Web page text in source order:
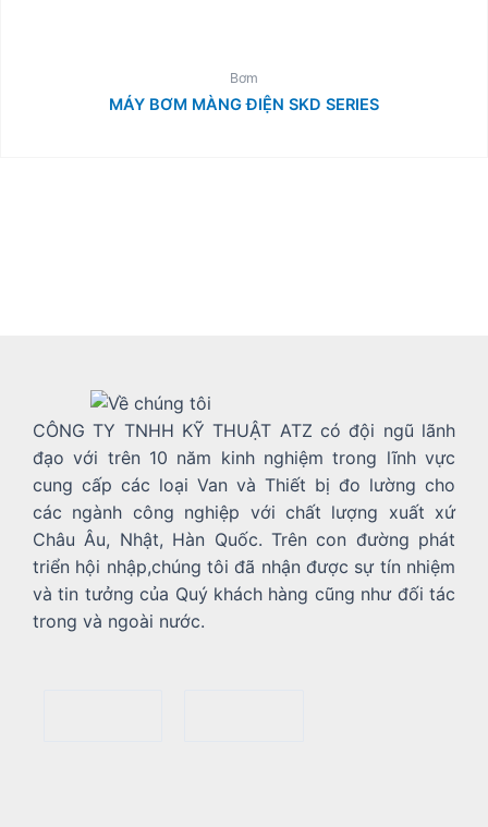
Bơm
MÁY BƠM MÀNG ĐIỆN SKD SERIES
CÔNG TY TNHH KỸ THUẬT ATZ có đội ngũ lãnh
đạo với trên 10 năm kinh nghiệm trong lĩnh vực
cung cấp các loại Van và Thiết bị đo lường cho
các ngành công nghiệp với chất lượng xuất xứ
Châu Âu, Nhật, Hàn Quốc. Trên con đường phát
triển hội nhập,chúng tôi đã nhận được sự tín nhiệm
và tin tưởng của Quý khách hàng cũng như đối tác
trong và ngoài nước.